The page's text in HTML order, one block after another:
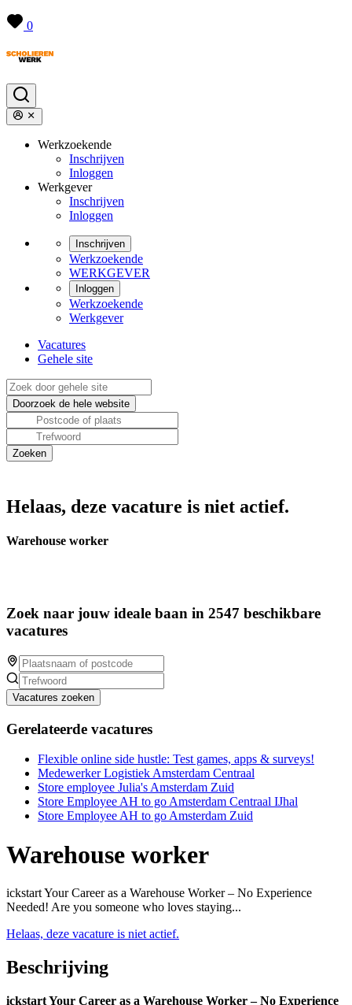
0
Werkzoekende
Inschrijven
Inloggen
Werkgever
Inschrijven
Inloggen
Inschrijven
Werkzoekende
WERKGEVER
Inloggen
Werkzoekende
Werkgever
Vacatures
Gehele site
Helaas, deze vacature is niet actief.
Warehouse worker
Zoek naar jouw ideale baan in 2547 beschikbare
vacatures
Vacatures zoeken
Gerelateerde vacatures
Flexible online side hustle: Test games, apps & surveys!
Medewerker Logistiek Amsterdam Centraal
Store employee Julia's Amsterdam Zuid
Store Employee AH to go Amsterdam Centraal IJhal
Store Employee AH to go Amsterdam Zuid
Warehouse worker
ickstart Your Career as a Warehouse Worker – No Experience
Needed! Are you someone who loves staying...
Helaas, deze vacature is niet actief.
Beschrijving
ickstart Your Career as a Warehouse Worker – No Experience